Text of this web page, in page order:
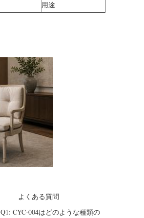
用途
よくある質問
Q1: CYC-004はどのような種類の